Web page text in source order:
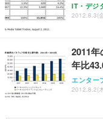
IT・デジ
2012.8.3(
2011
年比
エンター
2012.8.2(